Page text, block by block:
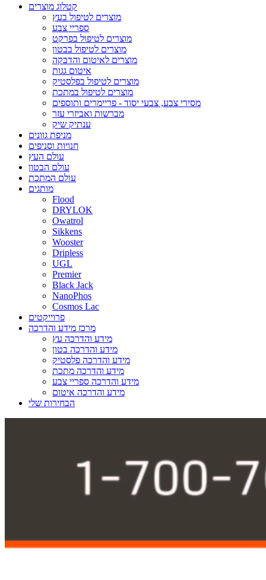
קטלוג מוצרים
מוצרים לטיפול בעץ
ספריי צבע
מוצרים לטיפול בפרקט
מוצרים לטיפול בבטון
מוצרים לאיטום והדבקה
איטום גגות
מוצרים לטיפול בפלסטיק
מוצרים לטיפול במתכת
מסירי צבע, צבעי יסוד - פריימרים ותוספים
מברשות ואביזרי עזר
ענתיק שיק
מניפת גוונים
חנויות וסניפים
עולם העץ
עולם הבטון
עולם המתכת
מותגים
Flood
DRYLOK
Owatrol
Sikkens
Wooster
Dripless
UGL
Premier
Black Jack
NanoPhos
Cosmos Lac
פרוייקטים
מרכז מידע והדרכה
מידע והדרכה עץ
מידע והדרכה בטון
מידע והדרכה פלסטיק
מידע והדרכה מתכת
מידע והדרכה ספריי צבע
מידע והדרכה איטום
הבחירות שלי